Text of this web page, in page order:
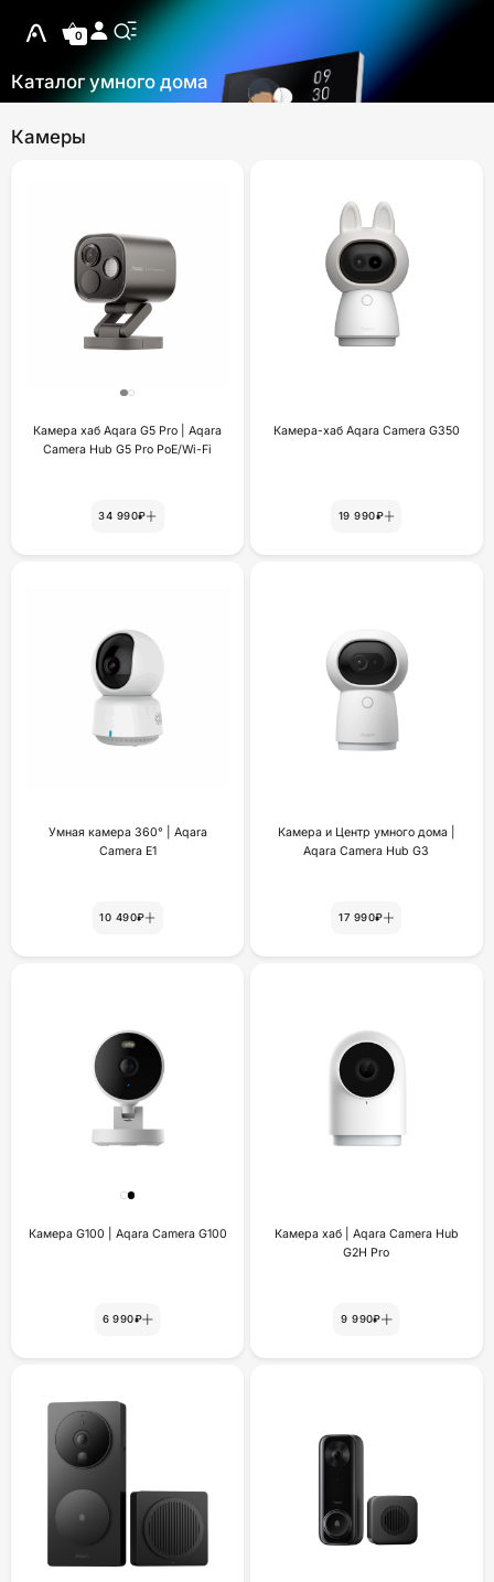
0
Каталог умного дома
Камеры
Камера хаб Aqara G5 Pro | Aqara
Camera Hub G5 Pro PoE/Wi-Fi
34 990₽
Камера-хаб Aqara Camera G350
19 990₽
Умная камера 360° | Aqara
Camera E1
10 490₽
Камера и Центр умного дома |
Aqara Camera Hub G3
17 990₽
Камера G100 | Aqara Camera G100
6 990₽
Камера хаб | Aqara Camera Hub
G2H Pro
9 990₽